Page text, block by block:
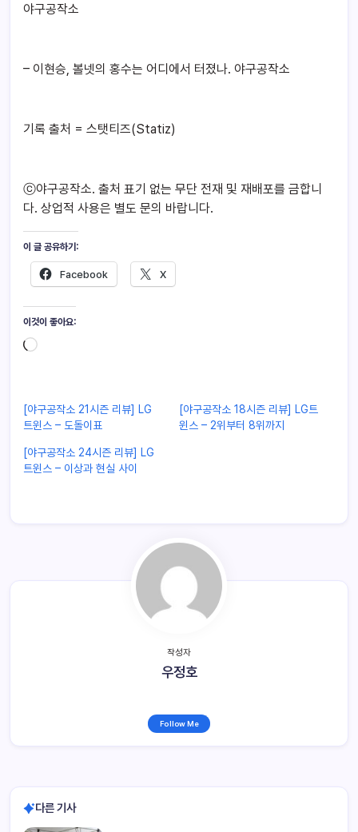
야구공작소
– 이현승, 볼넷의 홍수는 어디에서 터졌나. 야구공작소
기록 출처 = 스탯티즈(Statiz)
ⓒ야구공작소. 출처 표기 없는 무단 전재 및 재배포를 금합니
다. 상업적 사용은 별도 문의 바랍니다.
이 글 공유하기:
Facebook X
이것이 좋아요:
[야구공작소 21시즌 리뷰] LG
트윈스 – 도돌이표
[야구공작소 18시즌 리뷰] LG트
윈스 – 2위부터 8위까지
[야구공작소 24시즌 리뷰] LG
트윈스 – 이상과 현실 사이
작성자
우정호
Follow Me
다른 기사